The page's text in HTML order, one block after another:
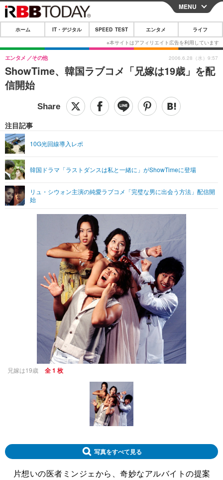
CLOSE
ホーム
IT・デジタル
IT・デジタルTOP スマートフォン
ショッピング その他
SPEED TEST
エンタメTOP 映画・ドラマ
グラビア
ショッピング その他
ライフTOP
リリース一覧
プッシュ通知の停止方法
MENU
ホーム IT・デジタル SPEED TEST エンタメ ライフ
ShowTime、韓国ラブコメ「兄嫁は19歳」を配
信開始
エンタメ その他
注目記事
10G光回線導入レポ
韓国ドラマ「ラストダンスは私と一緒に」がShowTimeに登場
リュ・シウォン主演の純愛ラブコメ「完璧な男に出会う方法」配信開
始
2006.6.28（水）9:57
兄嫁は19歳 全 1 枚
写真をすべて見る
片想いの医者ミンジェから、奇妙なアルバイトの提案